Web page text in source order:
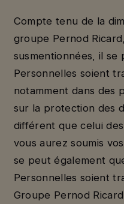
Compte tenu de la
groupe Pernod
susmentionnées, il se
Personnelles soient
notamment dans des
sur la protection des
différent que celui
vous aurez soumis
se peut également
Personnelles soient
Groupe Pernod